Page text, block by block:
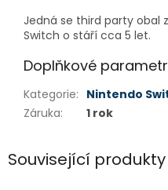
Jedná se third party obal
Switch o stáří cca 5 let.
Doplňkové
Kategorie: Nintendo
Záruka: 1 rok
Související produkty